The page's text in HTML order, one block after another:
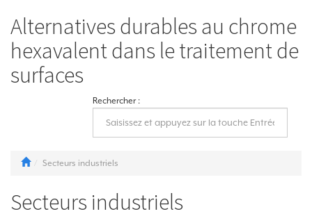
Alternatives durables au chrome
hexavalent dans le traitement de
surfaces
Rechercher :
Secteurs industriels
Secteurs industriels